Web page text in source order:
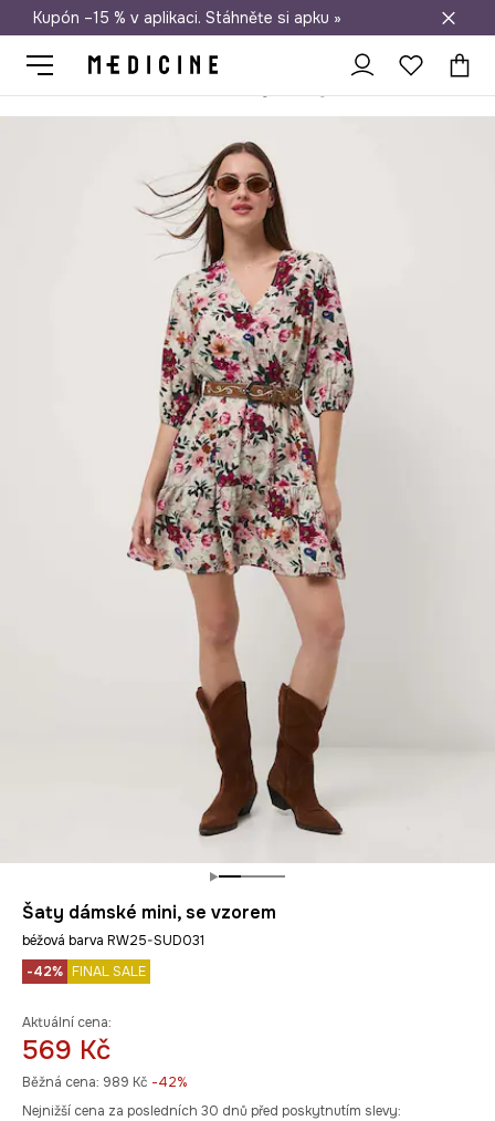
Doprava zdarma při nákupu nad 1 200 Kč
Kupón –15 % v aplikaci. Stáhněte si apku »
Šaty dámské mini, se vzorem
béžová barva RW25-SUD031
-42% FINAL SALE
Aktuální cena:
569 Kč
Běžná cena: 989 Kč -42%
Nejnižší cena za posledních 30 dnů před poskytnutím slevy: